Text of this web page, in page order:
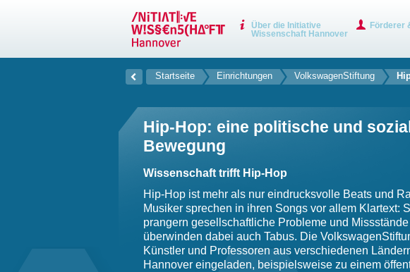
Über die Initiative
Wissenschaft Hannover
Förderer
Startseite Einrichtungen VolkswagenStiftung
Hip-Hop: eine politische und
Bewegung
Wissenschaft trifft Hip-Hop
Hip-Hop ist mehr als nur eindrucksvolle Beats und
Musiker sprechen in ihren Songs vor allem Klartext:
prangern gesellschaftliche Probleme und Missstände
überwinden dabei auch Tabus. Die
Künstler und Professoren aus verschiedenen
Hannover eingeladen, beispielsweise zu einem